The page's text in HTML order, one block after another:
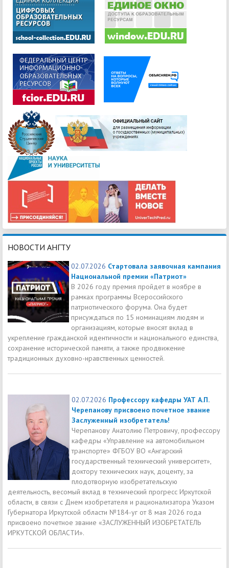
НОВОСТИ АНГТУ
02.07.2026 Стартовала заявочная кампания
Национальной премии «Патриот»
В 2026 году премия пройдет в ноябре в
рамках программы Всероссийского
патриотического форума. Она будет
присуждаться по 15 номинациям людям и
организациям, которые вносят вклад в
укрепление гражданской идентичности и национального единства,
сохранение исторической памяти, а также продвижение
традиционных духовно-нравственных ценностей.
02.07.2026 Профессору кафедры УАТ А.П.
Черепанову присвоено почетное звание
Заслуженный изобретатель!
Черепанову Анатолию Петровичу, профессору
кафедры «Управление на автомобильном
транспорте» ФГБОУ ВО «Ангарский
государственный технический университет»,
доктору технических наук, доценту, за
плодотворную изобретательскую
деятельность, весомый вклад в технический прогресс Иркутской
области, в связи с Днем изобретателя и рационализатора Указом
Губернатора Иркутской области №184-уг от 8 мая 2026 года
присвоено почетное звание «ЗАСЛУЖЕННЫЙ ИЗОБРЕТАТЕЛЬ
ИРКУТСКОЙ ОБЛАСТИ».